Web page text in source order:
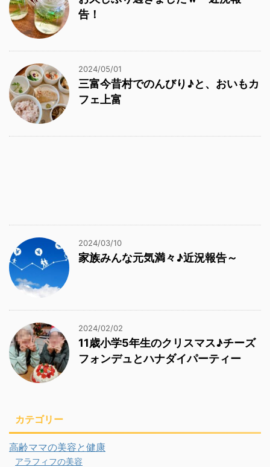
告！
2024/05/01
三富今昔村でのんびり♪と、おいもカ
フェ上富
2024/03/10
家族みんな元気満々♪近況報告～
2024/02/02
11歳小学5年生のクリスマス♪チーズ
フォンデュとハナダイパーティー
カテゴリー
高齢ママの美容と健康
アラフィフの美容